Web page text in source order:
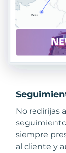
No redirijas
siempre
al cliente y